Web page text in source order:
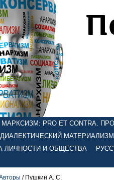
МАРКСИЗМ: PRO ET CONTRA.
ДИАЛЕКТИЧЕСКИЙ
ЛИЧНОСТИ И ОБЩЕСТВА
/ Пушкин А. С.